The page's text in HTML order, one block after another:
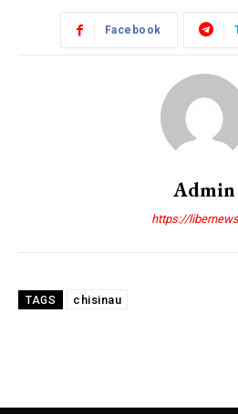
Facebook
Admin
https://
TAGS chisinau